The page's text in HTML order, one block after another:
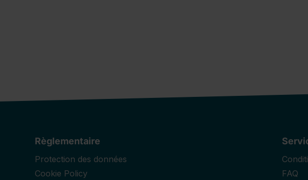
Règlementaire
Protection des données
Cookie Policy
FAQ